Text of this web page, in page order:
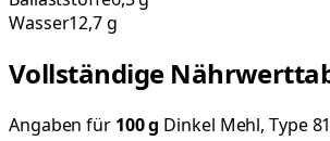
Wasser12,7 g
Vollständige
Angaben für 100g Dinkel Mehl, Type